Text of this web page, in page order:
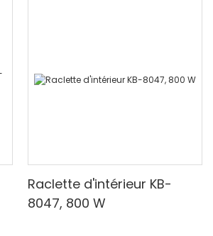
Raclette d'intérieur KB-
8047, 800 W